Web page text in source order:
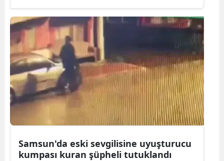
Osmaniye
Düzce
Samsun'da eski sevgilisine uyuşturucu
kumpası kuran şüpheli tutuklandı